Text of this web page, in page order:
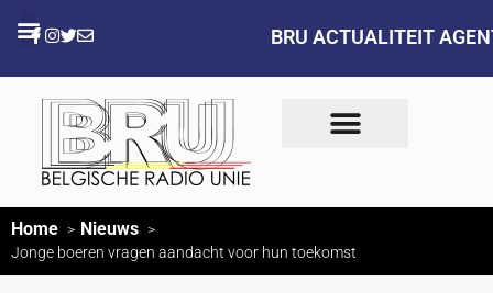
BRU ACTUALITEIT
Home Nieuws
Jonge boeren vragen aandacht voor hun toekomst